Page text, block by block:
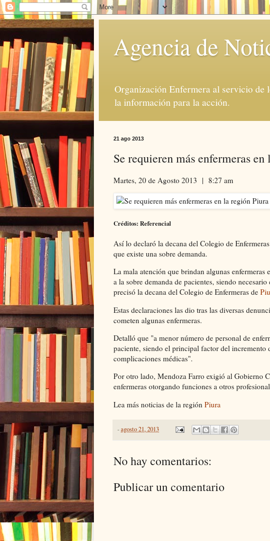
Agencia de
Organización Enfermera al servicio de
la información para la acción.
21 ago 2013
Se requieren más enfermeras
Martes, 20 de Agosto 2013 | 8:27 am
Créditos: Referencial
Así lo declaró la decana del Colegio de
que existe una sobre demanda.
La mala atención que brindan algunas enfermeras
a la sobre demanda de pacientes, siendo
precisó la decana del Colegio de Enfermeras de
Estas declaraciones las dio tras las diversas
cometen algunas enfermeras.
Detalló que "a menor número de personal de
paciente, siendo el principal factor del incremento
complicaciones médicas".
Por otro lado, Mendoza Farro exigió al Gobierno
enfermeras otorgando funciones a otros
Lea más noticias de la región Piura
-agosto 21, 2013
No hay comentarios:
Publicar un comentario